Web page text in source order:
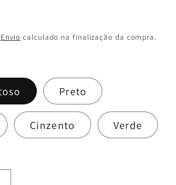
Envio calculado na finalização da compra.
Preto
Cinzento Verde